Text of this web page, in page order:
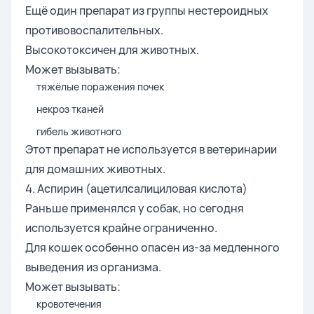
Ещё один препарат из группы нестероидных
противовоспалительных.
Высокотоксичен для животных.
Может вызывать:
тяжёлые поражения почек
некроз тканей
гибель животного
Этот препарат не используется в ветеринарии
для домашних животных.
4. Аспирин (ацетилсалициловая кислота)
Раньше применялся у собак, но сегодня
используется крайне ограниченно.
Для кошек особенно опасен из-за медленного
выведения из организма.
Может вызывать:
кровотечения